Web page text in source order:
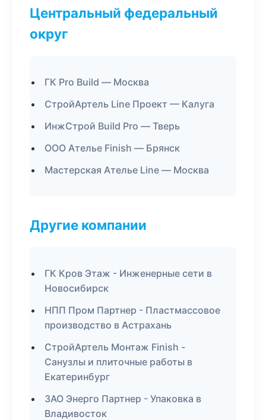
Центральный федеральный
округ
ГК Pro Build — Москва
СтройАртель Line Проект — Калуга
ИнжСтрой Build Pro — Тверь
ООО Ателье Finish — Брянск
Мастерская Ателье Line — Москва
Другие компании
ГК Кров Этаж - Инженерные сети в
Новосибирск
НПП Пром Партнер - Пластмассовое
производство в Астрахань
СтройАртель Монтаж Finish -
Санузлы и плиточные работы в
Екатеринбург
ЗАО Энерго Партнер - Упаковка в
Владивосток